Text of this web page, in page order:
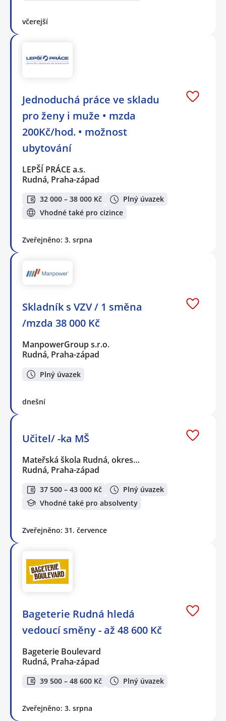
včerejší
Jednoduchá práce ve skladu
pro ženy i muže • mzda
200Kč/hod. • možnost
ubytování
LEPŠÍ PRÁCE a.s.
Rudná, Praha-západ
32 000 – 38 000 Kč
Plný úvazek
Vhodné také pro cizince
Zveřejněno: 3. srpna
Skladník s VZV / 1 směna
/mzda 38 000 Kč
ManpowerGroup s.r.o.
Rudná, Praha-západ
Plný úvazek
dnešní
Učitel/ -ka MŠ
Mateřská škola Rudná, okres…
Rudná, Praha-západ
37 500 – 43 000 Kč
Plný úvazek
Vhodné také pro absolventy
Zveřejněno: 31. července
Bageterie Rudná hledá
vedoucí směny - až 48 600 Kč
Bageterie Boulevard
Rudná, Praha-západ
39 500 – 48 600 Kč Plný úvazek
Zveřejněno: 3. srpna